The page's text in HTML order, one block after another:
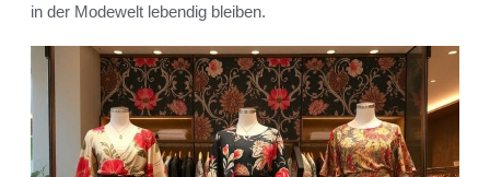
in der Modewelt lebendig bleiben.